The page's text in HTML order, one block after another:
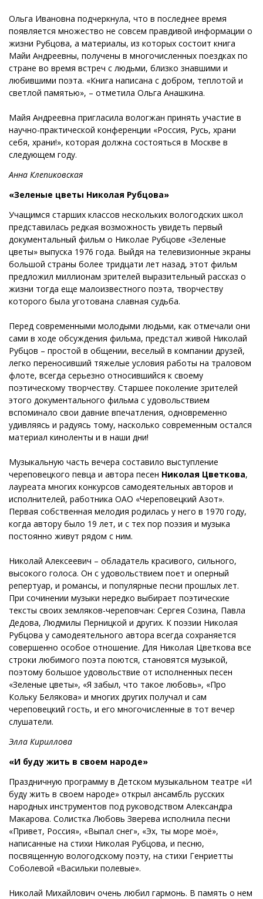
Ольга Ивановна подчеркнула, что в последнее время
появляется множество не совсем правдивой информации о
жизни Рубцова, а материалы, из которых состоит книга
Майи Андреевны, получены в многочисленных поездках по
стране во время встреч с людьми, близко знавшими и
любившими поэта. «Книга написана с добром, теплотой и
светлой памятью», – отметила Ольга Анашкина.
Майя Андреевна пригласила вологжан принять участие в
научно-практической конференции «Россия, Русь, храни
себя, храни!», которая должна состояться в Москве в
следующем году.
Анна Клепиковская
«Зеленые цветы Николая Рубцова»
Учащимся старших классов нескольких вологодских школ
представилась редкая возможность увидеть первый
документальный фильм о Николае Рубцове «Зеленые
цветы» выпуска 1976 года. Выйдя на телевизионные экраны
большой страны более тридцати лет назад, этот фильм
предложил миллионам зрителей выразительный рассказ о
жизни тогда еще малоизвестного поэта, творчеству
которого была уготована славная судьба.
Перед современными молодыми людьми, как отмечали они
сами в ходе обсуждения фильма, предстал живой Николай
Рубцов – простой в общении, веселый в компании друзей,
легко переносивший тяжелые условия работы на траловом
флоте, всегда серьезно относившийся к своему
поэтическому творчеству. Старшее поколение зрителей
этого документального фильма с удовольствием
вспоминало свои давние впечатления, одновременно
удивляясь и радуясь тому, насколько современным остался
материал киноленты и в наши дни!
Музыкальную часть вечера составило выступление
череповецкого певца и автора песен Николая Цветкова,
лауреата многих конкурсов самодеятельных авторов и
исполнителей, работника ОАО «Череповецкий Азот».
Первая собственная мелодия родилась у него в 1970 году,
когда автору было 19 лет, и с тех пор поэзия и музыка
постоянно живут рядом с ним.
Николай Алексеевич – обладатель красивого, сильного,
высокого голоса. Он с удовольствием поет и оперный
репертуар, и романсы, и популярные песни прошлых лет.
При сочинении музыки нередко выбирает поэтические
тексты своих земляков-череповчан: Сергея Созина, Павла
Дедова, Людмилы Перницкой и других. К поэзии Николая
Рубцова у самодеятельного автора всегда сохраняется
совершенно особое отношение. Для Николая Цветкова все
строки любимого поэта поются, становятся музыкой,
поэтому большое удовольствие от исполненных песен
«Зеленые цветы», «Я забыл, что такое любовь», «Про
Кольку Белякова» и многих других получал и сам
череповецкий гость, и его многочисленные в тот вечер
слушатели.
Элла Кириллова
«И буду жить в своем народе»
Праздничную программу в Детском музыкальном театре «И
буду жить в своем народе» открыл ансамбль русских
народных инструментов под руководством Александра
Макарова. Солистка Любовь Зверева исполнила песни
«Привет, Россия», «Выпал снег», «Эх, ты море моё»,
написанные на стихи Николая Рубцова, и песню,
посвященную вологодскому поэту, на стихи Генриетты
Соболевой «Васильки полевые».
Николай Михайлович очень любил гармонь. В память о нем